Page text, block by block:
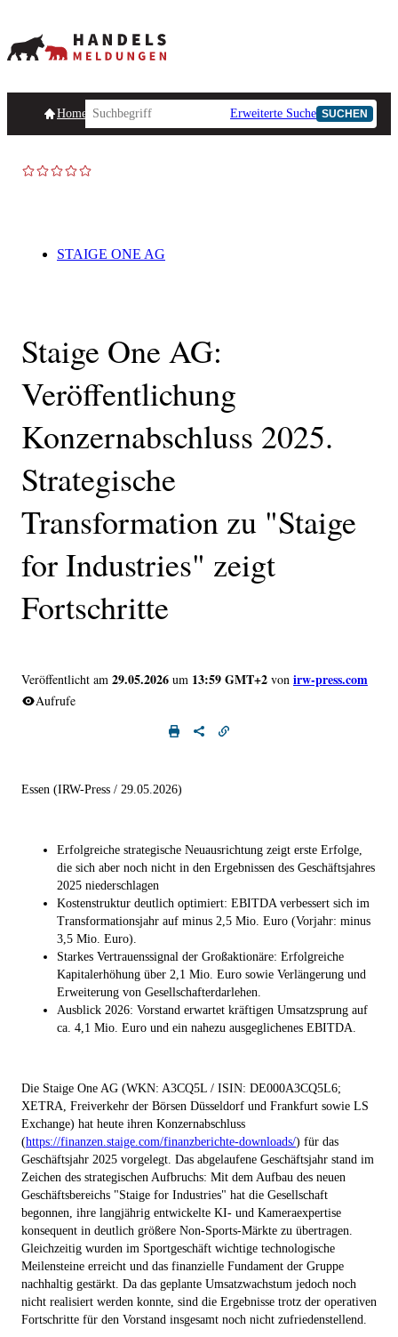
HomepageHandelsmeldungen Ad-Hoc-Meldungen
Erweiterte Suche SUCHEN
STAIGE ONE AG
Staige One AG:
Veröffentlichung
Konzernabschluss 2025.
Strategische
Transformation zu "Staige
for Industries" zeigt
Fortschritte
Veröffentlicht am 29.05.2026 um 13:59 GMT+2 von irw-press.com
Aufrufe
Essen (IRW-Press / 29.05.2026)
Erfolgreiche strategische Neuausrichtung zeigt erste Erfolge,
die sich aber noch nicht in den Ergebnissen des Geschäftsjahres
2025 niederschlagen
Kostenstruktur deutlich optimiert: EBITDA verbessert sich im
Transformationsjahr auf minus 2,5 Mio. Euro (Vorjahr: minus
3,5 Mio. Euro).
Starkes Vertrauenssignal der Großaktionäre: Erfolgreiche
Kapitalerhöhung über 2,1 Mio. Euro sowie Verlängerung und
Erweiterung von Gesellschafterdarlehen.
Ausblick 2026: Vorstand erwartet kräftigen Umsatzsprung auf
ca. 4,1 Mio. Euro und ein nahezu ausgeglichenes EBITDA.
Die Staige One AG (WKN: A3CQ5L / ISIN: DE000A3CQ5L6;
XETRA, Freiverkehr der Börsen Düsseldorf und Frankfurt sowie LS
Exchange) hat heute ihren Konzernabschluss
(https://finanzen.staige.com/finanzberichte-downloads/) für das
Geschäftsjahr 2025 vorgelegt. Das abgelaufene Geschäftsjahr stand im
Zeichen des strategischen Aufbruchs: Mit dem Aufbau des neuen
Geschäftsbereichs "Staige for Industries" hat die Gesellschaft
begonnen, ihre langjährig entwickelte KI- und Kameraexpertise
konsequent in deutlich größere Non-Sports-Märkte zu übertragen.
Gleichzeitig wurden im Sportgeschäft wichtige technologische
Meilensteine erreicht und das finanzielle Fundament der Gruppe
nachhaltig gestärkt. Da das geplante Umsatzwachstum jedoch noch
nicht realisiert werden konnte, sind die Ergebnisse trotz der operativen
Fortschritte für den Vorstand insgesamt noch nicht zufriedenstellend.